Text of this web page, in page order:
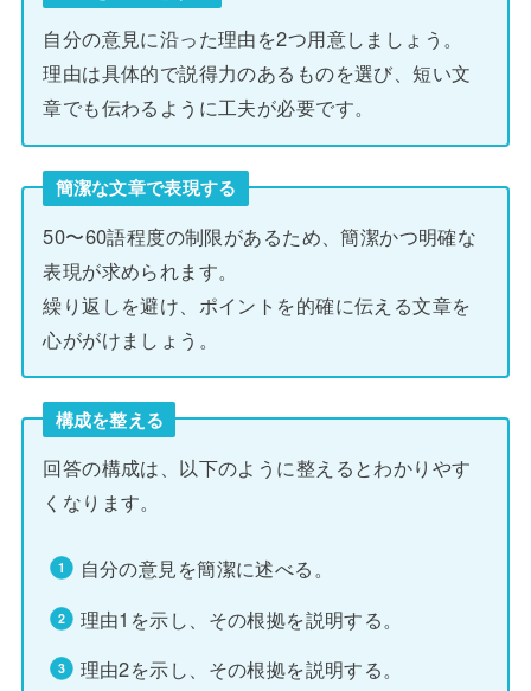
自分の意見に沿った理由を2つ用意しましょう。
理由は具体的で説得力のあるものを選び、短い文
章でも伝わるように工夫が必要です。
簡潔な文章で表現する
50〜60語程度の制限があるため、簡潔かつ明確な
表現が求められます。
繰り返しを避け、ポイントを的確に伝える文章を
心ががけましょう。
構成を整える
回答の構成は、以下のように整えるとわかりやす
くなります。
自分の意見を簡潔に述べる。
理由1を示し、その根拠を説明する。
理由2を示し、その根拠を説明する。